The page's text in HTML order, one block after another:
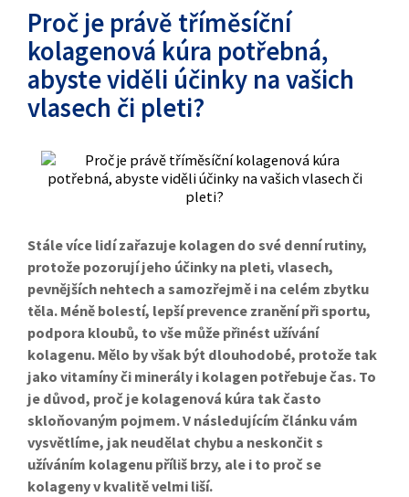
Proč je právě tříměsíční
kolagenová kúra potřebná,
abyste viděli účinky na vašich
vlasech či pleti?
Stále více lidí zařazuje kolagen do své denní rutiny,
protože pozorují jeho účinky na pleti, vlasech,
pevnějších nehtech a samozřejmě i na celém zbytku
těla. Méně bolestí, lepší prevence zranění při sportu,
podpora kloubů, to vše může přinést užívání
kolagenu. Mělo by však být dlouhodobé, protože tak
jako vitamíny či minerály i kolagen potřebuje čas. To
je důvod, proč je kolagenová kúra tak často
skloňovaným pojmem. V následujícím článku vám
vysvětlíme, jak neudělat chybu a neskončit s
užíváním kolagenu příliš brzy, ale i to proč se
kolageny v kvalitě velmi liší.